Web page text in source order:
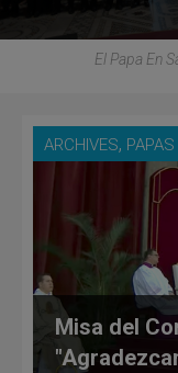
El Papa En
ARCHIVES, PAPAS
Misa del